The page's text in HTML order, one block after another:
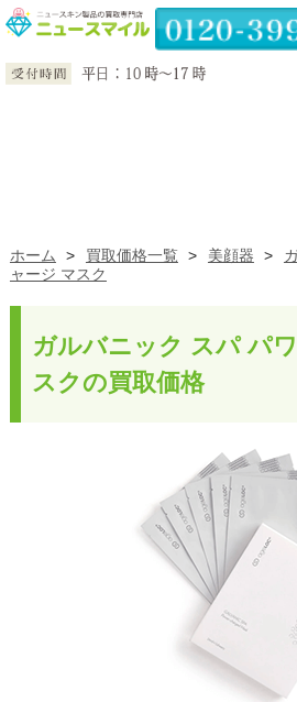
ホーム > 買取価格一覧 > 美顔器 >
ャージ マスク
ガルバニック スパ パ
スクの買取価格